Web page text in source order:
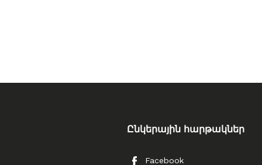
Ընկերային հարթակներ
Facebook